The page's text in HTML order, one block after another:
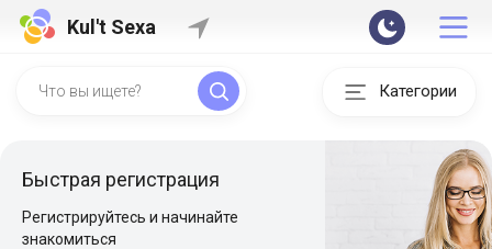
Kul't Sexa
Категории
Быстрая регистрация
Регистрируйтесь и начинайте
знакомиться